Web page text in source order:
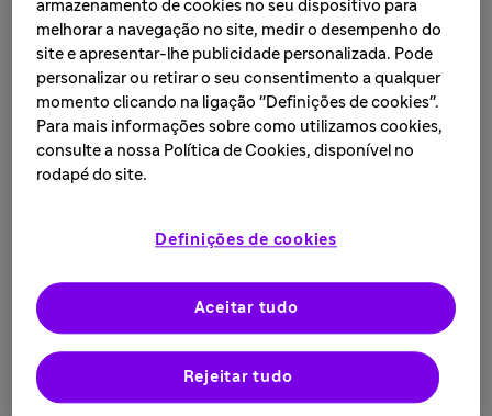
Anita, esclerose múltipla, Noruega
Com 18 anos de compromisso na luta contra a esclerose
múltipla (EM), a Sanofi tem trabalhado incansavelmente
neurodegenerativa grave e permanente. Desde o
rapidamente como líder em tratamento para EM,
trazendo duas terapias para pacientes em mais de 80
países. Ainda há um trabalho significativo a ser feito e a
Sanofi está empenhada em acelerar o desenvolvimento
de potenciais tratamentos para EM, esclerose lateral
armazenamento de cookies no seu dispositivo para
melhorar a navegação no site, medir o desempenho do
site e apresentar-lhe publicidade personalizada. Pode
personalizar ou retirar o seu consentimento a qualquer
momento clicando na ligação "Definições de cookies".
Para mais informações sobre como utilizamos cookies,
consulte a nossa Política de Cookies, disponível no
rodapé do site.
Definições de cookies
Rejeitar tudo
Aceitar tudo